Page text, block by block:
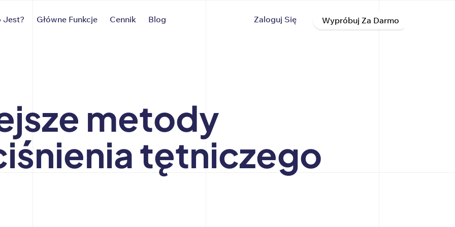
Jest? Główne Funkcje Cennik Blog Zaloguj Się Wypróbuj Za Darmo
metody
tętniczego